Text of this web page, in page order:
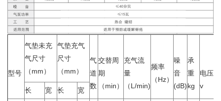
型号
气垫未充
气尺寸
（mm）
气垫充气
尺寸
（mm）
气
道
数
交替周
期
（min）
充气流
量
（L/min)
频率
（Hz）
噪
音
(dB)
承
重
kg
电压
v
长 宽 长 宽